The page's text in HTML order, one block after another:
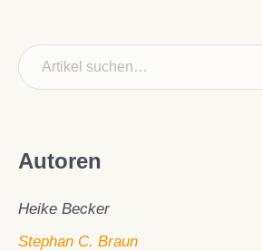
Autoren
Heike Becker
Stephan C. Braun